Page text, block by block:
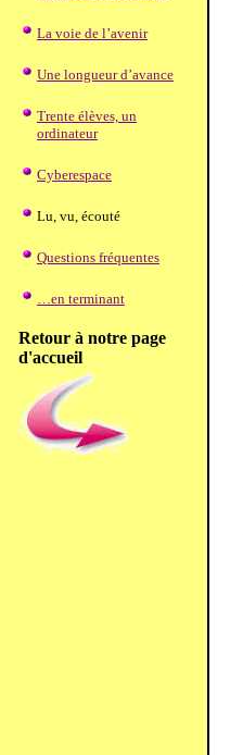
La voie de l’avenir
Une longueur d’avance
Trente élèves, un
ordinateur
Cyberespace
Lu, vu, écouté
Questions fréquentes
…en terminant
Retour à notre page
d'accueil